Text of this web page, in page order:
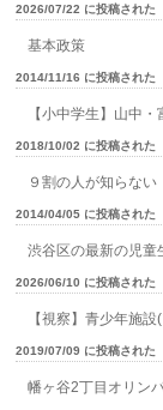
2026/07/22 に投稿された
基本政策
2014/11/16 に投稿された
【小中学生】山中
2018/10/02 に投稿された
９割の人が知らない
2014/04/05 に投稿された
渋谷区の最新の児童
2026/06/10 に投稿された
【視察】青少年施
2019/07/09 に投稿された
幡ヶ谷2丁目オリン